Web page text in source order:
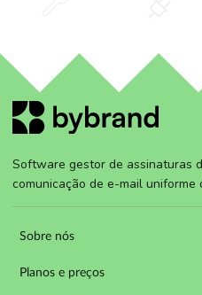
Software gestor de assinaturas
comunicação de e-mail uniforme
Sobre nós
Planos e preços